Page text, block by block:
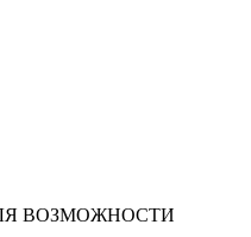
ВОЗМОЖНОСТИ